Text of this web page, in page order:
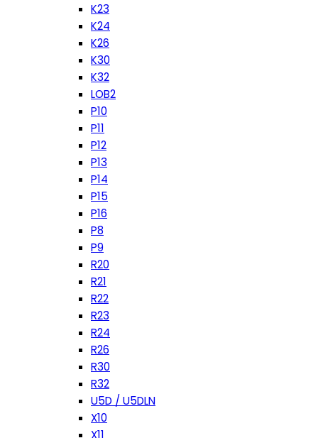
K23
K24
K26
K30
K32
LOB2
P10
P11
P12
P13
P14
P15
P16
P8
P9
R20
R21
R22
R23
R24
R26
R30
R32
U5D / U5DLN
X10